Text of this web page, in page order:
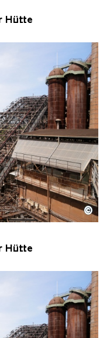
Hütte
Hütte mit
Hütte | Karl
©
Hütte